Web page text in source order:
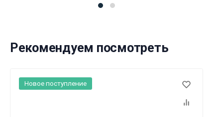
Рекомендуем посмотреть
Новое поступление